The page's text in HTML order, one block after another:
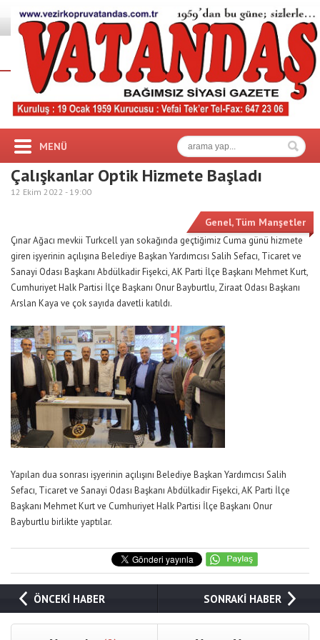
MENÜ
Çalışkanlar Optik Hizmete Başladı
12 Ekim 2022 - 19:00
Genel,Tüm Manşetler
Çınar Ağacı mevkii Turkcell yan sokağında geçtiğimiz Cuma günü hizmete
giren işyerinin açılışına Belediye Başkan Yardımcısı Salih Sefacı, Ticaret ve
Sanayi Odası Başkanı Abdülkadir Fişekci, AK Parti İlçe Başkanı Mehmet Kurt,
Cumhuriyet Halk Partisi İlçe Başkanı Onur Bayburtlu, Ziraat Odası Başkanı
Arslan Kaya ve çok sayıda davetli katıldı.
Yapılan dua sonrası işyerinin açılışını Belediye Başkan Yardımcısı Salih
Sefacı, Ticaret ve Sanayi Odası Başkanı Abdülkadir Fişekci, AK Parti İlçe
Başkanı Mehmet Kurt ve Cumhuriyet Halk Partisi İlçe Başkanı Onur
Bayburtlu birlikte yaptılar.
ÖNCEKİ HABER SONRAKİ HABER